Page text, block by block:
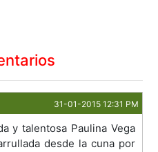
31-01-2015 12:31 PM
y talentosa Paulina Vega
desde la cuna por